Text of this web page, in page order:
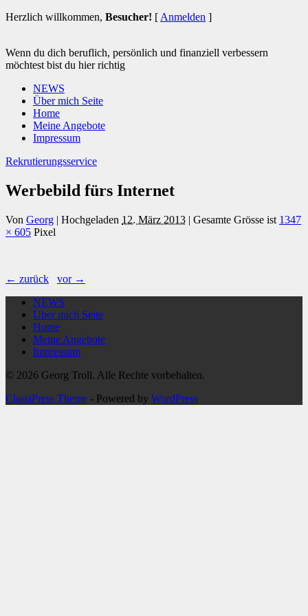
Herzlich willkommen, Besucher! [ Anmelden ]
Wenn du dich beruflich, persönlich und finanziell verbessern
möchtest bist du hier richtig
NEWS
Über mich Seite
Home
Meine Angebote
Impressum
Rekrutierungsservice
Werbebild fürs Internet
Von Georg | Hochgeladen 12. März 2013 | Gesamte Grösse ist 1347
× 605 Pixel
← zurück
vor →
NEWS
Über mich Seite
Home
Meine Angebote
Impressum
© 2026 Georg Troll. Alle Rechte vorbehalten.
ClassiPress Theme - Powered by WordPress